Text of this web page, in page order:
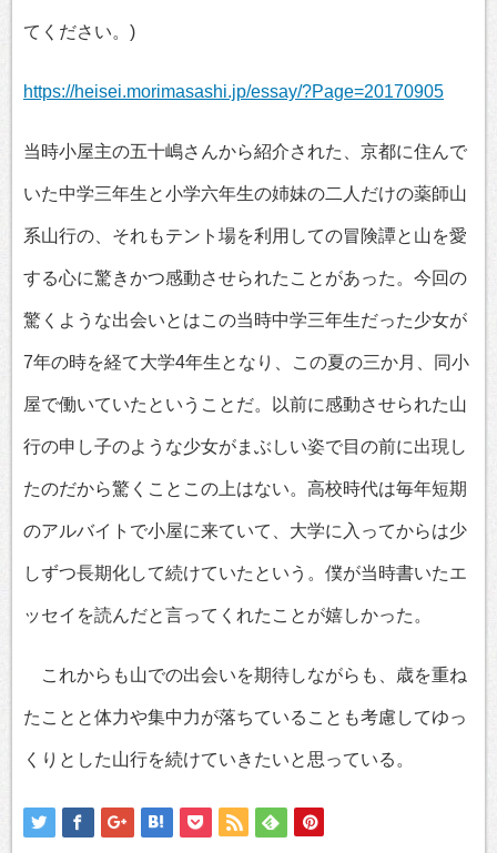
てください。)
https://heisei.morimasashi.jp/essay/?Page=20170905
当時小屋主の五十嶋さんから紹介された、京都に住んで
いた中学三年生と小学六年生の姉妹の二人だけの薬師山
系山行の、それもテント場を利用しての冒険譚と山を愛
する心に驚きかつ感動させられたことがあった。今回の
驚くような出会いとはこの当時中学三年生だった少女が
7年の時を経て大学4年生となり、この夏の三か月、同小
屋で働いていたということだ。以前に感動させられた山
行の申し子のような少女がまぶしい姿で目の前に出現し
たのだから驚くことこの上はない。高校時代は毎年短期
のアルバイトで小屋に来ていて、大学に入ってからは少
しずつ長期化して続けていたという。僕が当時書いたエ
ッセイを読んだと言ってくれたことが嬉しかった。
これからも山での出会いを期待しながらも、歳を重ね
たことと体力や集中力が落ちていることも考慮してゆっ
くりとした山行を続けていきたいと思っている。